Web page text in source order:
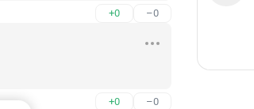
+0 –0
+0 –0